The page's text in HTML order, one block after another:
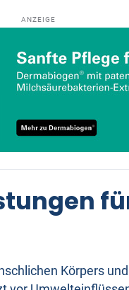
ANZEIGE
Körpers